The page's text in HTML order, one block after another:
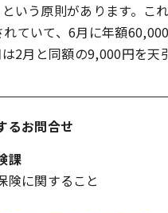
いう原則があります。こ
ていて、6月に年額
2月と同額の9,000円を天
るお問合せ
課
険に関すること